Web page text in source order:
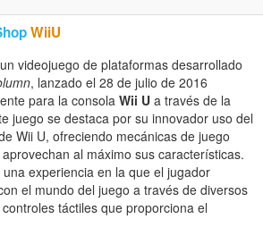
WiiU
videojuego de plataformas desarrollado
, lanzado el 28 de julio de 2016
para la consola Wii U a través de la
juego se destaca por su innovador uso del
Wii U, ofreciendo mecánicas de juego
al máximo sus características.
experiencia en la que el jugador
el mundo del juego a través de diversos
táctiles que proporciona el